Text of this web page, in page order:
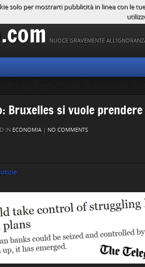
NUOCE GRAVEMENTE
Bruxelles si vuole
IN ECONOMIA | NO COMMENTS
solo per mostrarti pubblicità in linea con le